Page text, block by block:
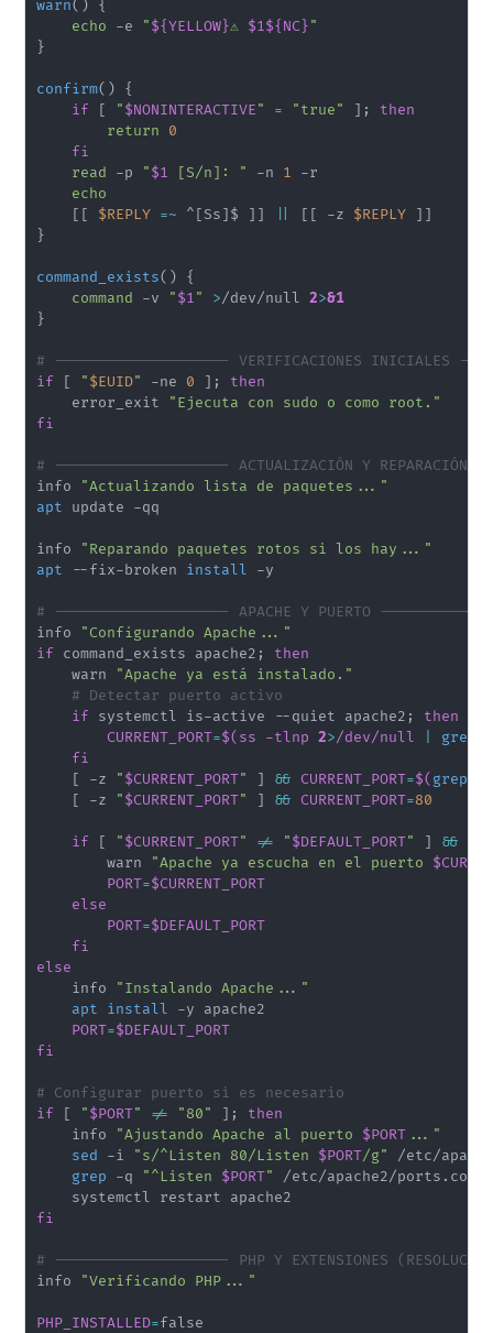
warn( )
{
echo -e "${YELLOW}⚠️ $1${NC}"
}
confirm( )
{
if
[ "$NONINTERACTIVE" = "true" ] ;
then
return
0
fi
read -p "$1 [S/n]: " -n 1 -r
echo
[ [ $REPLY =~ ^ [Ss] $ ] ] [ [ -z $REPLY ] ]
}
command_exists( )
{
command -v "$1" >/dev/null 2>&1
}
# -------------------- VERIFICACIONES
if
[ "$EUID" -ne 0 ] ;
then
    error_exit
"Ejecuta con sudo o como root."
fi
# -------------------- ACTUALIZACIÓN Y
info "Actualizando lista de paquetes..."
apt update -qq
info "Reparando paquetes rotos si los hay..."
apt --fix-broken install -y
# -------------------- APACHE Y PUERTO
info "Configurando Apache..."
if command_exists apache2 ;
then
    warn
"Apache ya está instalado."
# Detectar puerto activo
if systemctl is-active --quiet apache2 ;
then
CURRENT_PORT=$( ss -tlnp 2>/dev/null grep
fi
[
-z "$CURRENT_PORT" ] && CURRENT_PORT=$( grep
[
-z "$CURRENT_PORT" ] && CURRENT_PORT=80
if [ "$CURRENT_PORT" != "$DEFAULT_PORT" ] &&
        warn
"Apache ya escucha en el puerto
PORT=$CURRENT_PORT
else
PORT=$DEFAULT_PORT
fi
else
    info
"Instalando Apache..."
apt
install -y apache2
PORT=$DEFAULT_PORT
fi
# Configurar puerto si es necesario
if
[ "$PORT" != "80" ] ;
then
    info
"Ajustando Apache al puerto $PORT ..."
sed -i "s/^Listen 80/Listen $PORT/g"
/etc/
grep -q "^Listen $PORT"
/etc/apache2/
fi
# -------------------- PHP Y EXTENSIONES
info "Verificando PHP..."
PHP_INSTALLED=